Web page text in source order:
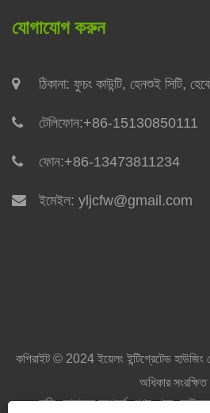
যোগাযোগ করুন
ঠিকানা: ফুচং কাউন্টি, হেনশুই সিটি,
টেলিফোন:+86-15130850111
ফোন:+86-13473811234
ইমেইল: yljcfw@gmail.com
কপিরাইট © 2024 ইয়েলং ইন্টিগ্রেটেড
অধিকার
বাড়ি আমাদের সম্পর্কে পণ্য খবর